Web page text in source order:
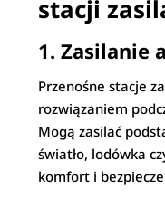
stacji
1. Zasilanie
Przenośne stacje
rozwiązaniem
Mogą zasilać
światło, lodówka
komfort i